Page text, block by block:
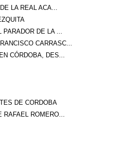
LA REAL ACA...
DE LA ...
CARRASC...
CÓRDOBA, DES...
DE CORDOBA
RAFAEL ROMERO...